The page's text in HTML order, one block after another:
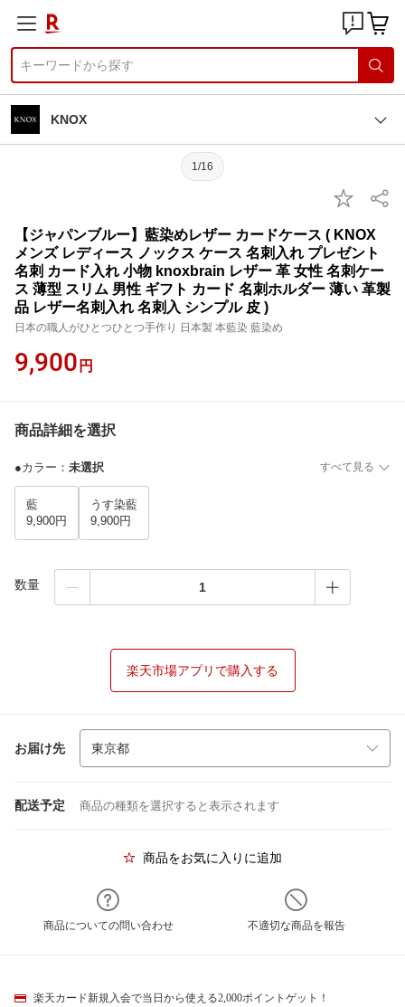
KNOX
1/16
【ジャパンブルー】藍染めレザー カードケース ( KNOX
メンズ レディース ノックス ケース 名刺入れ プレゼント
名刺 カード入れ 小物 knoxbrain レザー 革 女性 名刺ケー
ス 薄型 スリム 男性 ギフト カード 名刺ホルダー 薄い 革製
品 レザー名刺入れ 名刺入 シンプル 皮 )
日本の職人がひとつひとつ手作り 日本製 本藍染 藍染め
9,900 円
商品詳細を選択
●カラー ： 未選択 すべて見る
藍
9,900円
うす染藍
9,900円
数量
楽天市場アプリで購入する
お届け先
配送予定 商品の種類を選択すると表示されます
商品をお気に入りに追加
商品についての問い合わせ 不適切な商品を報告
楽天カード新規入会で当日から使える2,000ポイントゲット！